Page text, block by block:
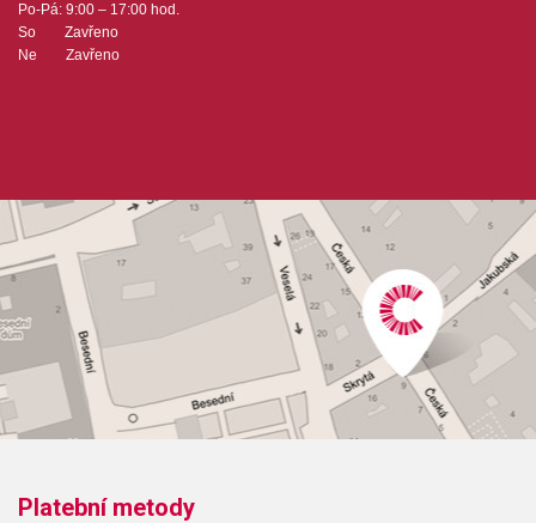
Po-Pá: 9:00 – 17:00 hod.
So Zavřeno
Ne Zavřeno
Platební metody